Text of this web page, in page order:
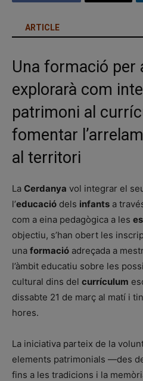
ARTICLE
Una formació per
explorarà com
patrimoni al
fomentar
al territori
La Cerdanya vol integrar el
l’educació dels infants a
com a eina pedagògica a les
objectiu, s’han obert les
una formació adreçada a
l’àmbit educatiu sobre les
cultural dins del currículum
dissabte 21 de març al matí i
hores.
La iniciativa parteix de la
elements patrimonials —des
fins a les tradicions i la